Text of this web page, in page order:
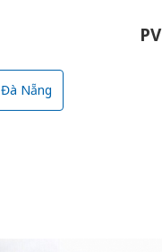
PV
Đà Nẵng